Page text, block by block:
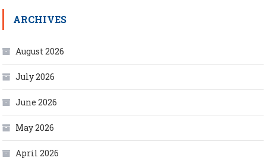
ARCHIVES
August 2026
July 2026
June 2026
May 2026
April 2026